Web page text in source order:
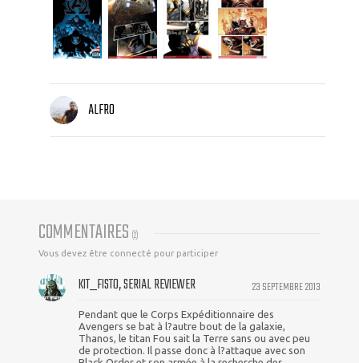
ALFRO
COMMENTAIRES (2)
Vous devez être connecté pour participer
23 SEPTEMBRE 2013
KIT_FISTO, SERIAL REVIEWER
Pendant que le Corps Expéditionnaire des
Avengers se bat à l?autre bout de la galaxie,
Thanos, le titan Fou sait la Terre sans ou avec peu
de protection. Il passe donc à l?attaque avec son